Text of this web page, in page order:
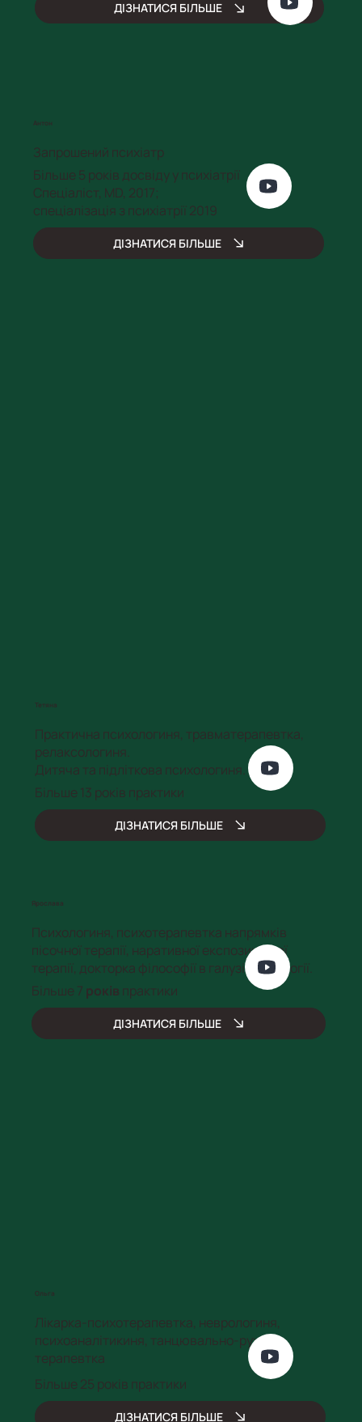
ДІЗНАТИСЯ БІЛЬШЕ
Антон
Запрошений психіатр
Більше 5 років досвіду у психіатрії
Спеціаліст, MD, 2017;
спеціалізація з психіатрії 2019
ДІЗНАТИСЯ БІЛЬШЕ
Тетяна
Практична психологиня, травматерапевтка,
релаксологиня.
Дитяча та підліткова психологиня.
Більше 13 років практики
ДІЗНАТИСЯ БІЛЬШЕ
Ярослава
Психологиня, психотерапевтка напрямків
пісочної терапії, наративної експозиційної
терапії, докторка філософії в галузі психології.
Більше 7 років практики
ДІЗНАТИСЯ БІЛЬШЕ
Ольга
Лікарка-психотерапевтка, неврологиня,
психоаналітикиня, танцювально-рухова
терапевтка
Більше 25 років практики
ДІЗНАТИСЯ БІЛЬШЕ